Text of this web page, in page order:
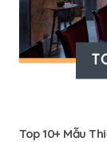
Top 10+ Mẫu